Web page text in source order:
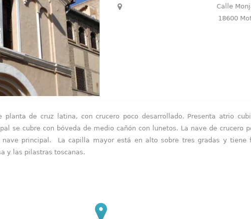
Calle
18600
de cruz latina, con crucero poco desarrollado. Presenta atrio
se cubre con bóveda de medio cañón con lunetos. La nave de crucero
principal. La capilla mayor está en alto sobre tres gradas y tiene
y las pilastras toscanas.